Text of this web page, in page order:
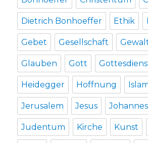
Dietrich Bonhoeffer Ethik
Gebet Gesellschaft
Glauben Gott
Heidegger Hoffnung
Jerusalem Jesus Johannes
Judentum Kirche Kunst